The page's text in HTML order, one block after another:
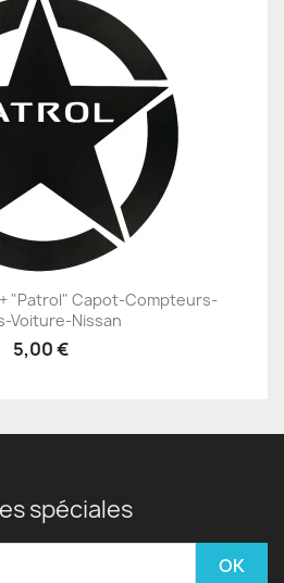
"Patrol" Capot-Compteurs-
Voiture-Nissan
5,00 €
spéciales